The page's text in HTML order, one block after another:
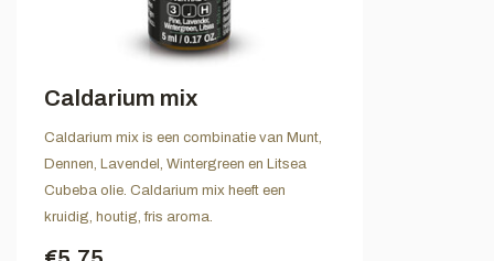
Caldarium mix
Caldarium mix is een combinatie van Munt,
Dennen, Lavendel, Wintergreen en Litsea
Cubeba olie. Caldarium mix heeft een
kruidig, houtig, fris aroma.